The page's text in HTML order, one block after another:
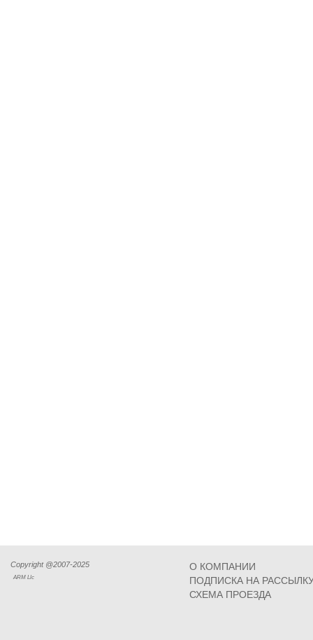
Copyright @2007-2025
ARM Llc
О КОМПАНИИ
ПОДПИСКА НА
СХЕМА ПРОЕЗДА